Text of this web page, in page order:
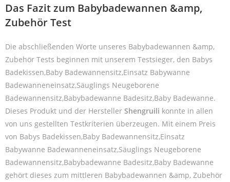
Das Fazit zum Babybadewannen &amp,
Zubehör Test
Die abschließenden Worte unseres Babybadewannen &amp,
Zubehör Tests beginnen mit unserem Testsieger, den Babys
Badekissen,Baby Badewannensitz,Einsatz Babywanne
Badewanneneinsatz,Säuglings Neugeborene
Badewannensitz,Babybadewanne Badesitz,Baby Badewanne.
Dieses Produkt und der Hersteller Shengruili konnte in allen
von uns gestellten Testkriterien überzeugen. Mit einem Preis
von Babys Badekissen,Baby Badewannensitz,Einsatz
Babywanne Badewanneneinsatz,Säuglings Neugeborene
Badewannensitz,Babybadewanne Badesitz,Baby Badewanne
gehört dieses zum mittleren Babybadewannen &amp, Zubehör